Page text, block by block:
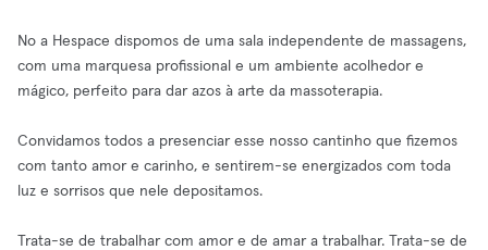
No a Hespace dispomos de uma sala independente de massagens,
com uma marquesa profissional e um ambiente acolhedor e
mágico, perfeito para dar azos à arte da massoterapia.
Convidamos todos a presenciar esse nosso cantinho que fizemos
com tanto amor e carinho, e sentirem-se energizados com toda
luz e sorrisos que nele depositamos.
Trata-se de trabalhar com amor e de amar a trabalhar. Trata-se de